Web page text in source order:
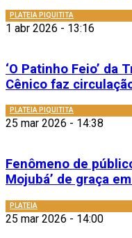
PLATEIA PIQUITITA
1 abr 2026 - 13:16
‘O Patinho Feio’ da
Cênico faz
PLATEIA PIQUITITA
25 mar 2026 - 14:38
Fenômeno de
Mojubá’ de graça
PLATEIA
25 mar 2026 - 14:00